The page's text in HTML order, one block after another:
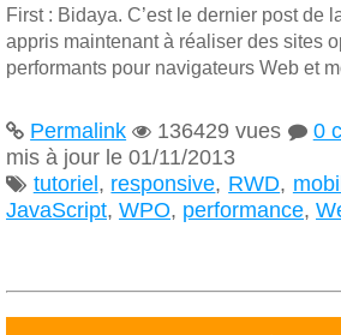
First : Bidaya. C’est le dernier post de
appris maintenant à réaliser des sites
performants pour navigateurs Web et
 Permalink  136429 vues  0
mis à jour le 01/11/2013
 tutoriel , responsive, RWD,
JavaScript, WPO, performance,